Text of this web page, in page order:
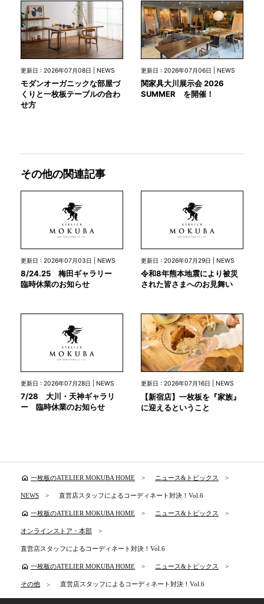
更新日 : 2026年07月08日 | NEWS
モダンオーガニックな部屋づ
くりと一枚板テーブルの合わ
せ方
更新日 : 2026年07月06日 | NEWS
関家具大川展示会 2026
SUMMER を開催！
その他の関連記事
更新日 : 2026年07月03日 | NEWS
8/24.25 梅田ギャラリー
臨時休業のお知らせ
更新日 : 2026年07月29日 | NEWS
令和8年熊本地震により被災
された皆さまへのお見舞い
更新日 : 2026年07月28日 | NEWS
7/28 大川・天神ギャラリ
ー 臨時休業のお知らせ
更新日 : 2026年07月16日 | NEWS
【新宿店】一枚板を『家族』
に迎えるということ
home 一枚板のATELIER MOKUBA HOME ニュース&トピックス
NEWS 直営店スタッフによるコーディネート対決！Vol.6
home 一枚板のATELIER MOKUBA HOME ニュース&トピックス
オンラインストア・本部
直営店スタッフによるコーディネート対決！Vol.6
home 一枚板のATELIER MOKUBA HOME ニュース&トピックス
その他 直営店スタッフによるコーディネート対決！Vol.6